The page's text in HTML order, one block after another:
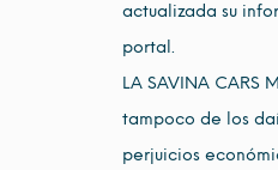
actualizada su
portal.
LA SAVINA CARS
tampoco de los
perjuicios